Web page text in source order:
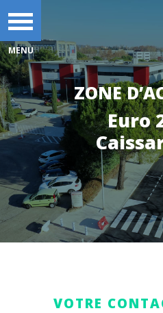
ZONE
Euro
VOTRE